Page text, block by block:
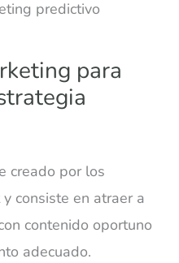
para
creado por los
consiste en atraer a
contenido oportuno
adecuado.